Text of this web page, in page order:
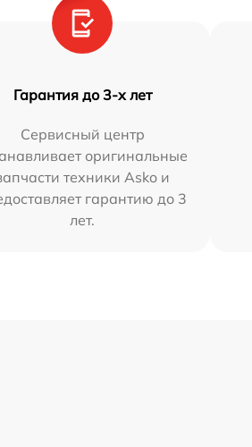
Гарантия до 3-х лет
Сервисный центр
оригинальные
техники Asko и
гарантию до 3
лет.